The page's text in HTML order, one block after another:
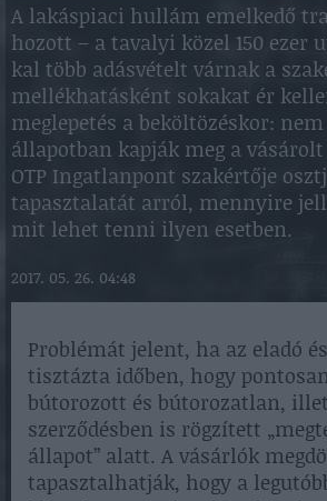
A lakáspiaci hullám emelkedő
hozott – a tavalyi közel 150 ezer
kal több adásvételt várnak a
mellékhatásként sokakat ér
meglepetés a beköltözéskor:
állapotban kapják meg a
OTP Ingatlanpont szakértője
tapasztalatát arról, mennyire
mit lehet tenni ilyen esetben.
2017. 05. 26. 04:48
Problémát jelent, ha az eladó
tisztázta időben, hogy
bútorozott és bútorozatlan,
szerződésben is rögzített
állapot” alatt. A vásárlók
tapasztalhatják, hogy a